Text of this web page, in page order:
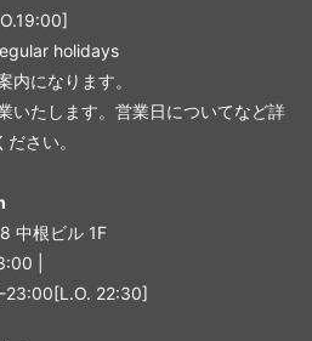
holidays
内になります。
いたします。営業日についてなど詳
さい。
中根ビル 1F
|
23:00[L .O. 22:30]